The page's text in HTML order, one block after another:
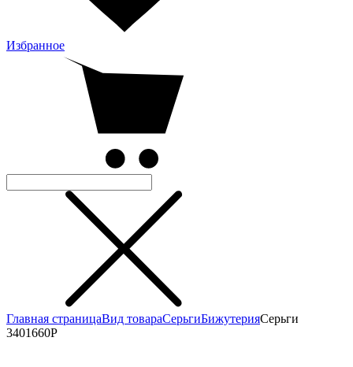
Избранное
Главная страницаВид товараСерьгиБижутерияСерьги
3401660Р